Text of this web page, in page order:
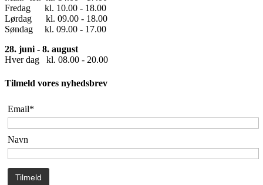
Fredag kl. 10.00 - 18.00
Lørdag kl. 09.00 - 18.00
Søndag kl. 09.00 - 17.00
28. juni - 8. august
Hver dag kl. 08.00 - 20.00
Tilmeld vores nyhedsbrev
Email*
Navn